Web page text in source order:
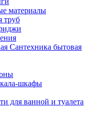
материалы
труб
Сантехника бытовая
шкафы
для ванной и туалета